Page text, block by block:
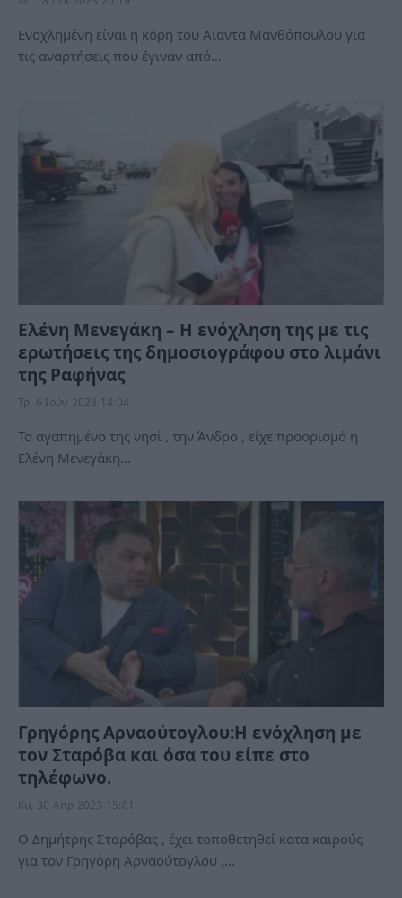
Ενοχλημένη είναι η κόρη του Αίαντα Μανθόπουλου για
τις αναρτήσεις που έγιναν από…
Ελένη Μενεγάκη – Η ενόχληση της με τις
ερωτήσεις της δημοσιογράφου στο λιμάνι
της Ραφήνας
Τρ, 6 Ιούν 2023 14:04
Το αγαπημένο της νησί , την Άνδρο , είχε προορισμό η
Ελένη Μενεγάκη…
Γρηγόρης Αρναούτογλου:Η ενόχληση με
τον Σταρόβα και όσα του είπε στο
τηλέφωνο.
Κυ, 30 Απρ 2023 15:01
Ο Δημήτρης Σταρόβας , έχει τοποθετηθεί κατα καιρούς
για τον Γρηγόρη Αρναούτογλου ,…